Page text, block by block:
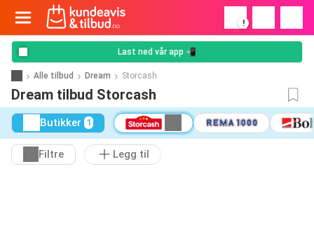
!
Last ned vår app 📲
Alle tilbud Dream Storcash
Dream tilbud Storcash
Butikker 1
Filtre Legg til